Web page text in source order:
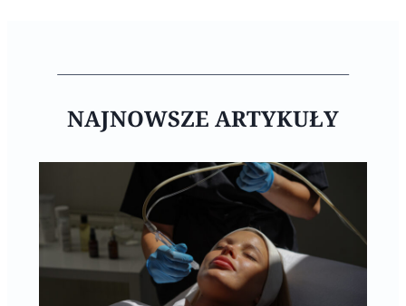
NAJNOWSZE ARTYKUŁY